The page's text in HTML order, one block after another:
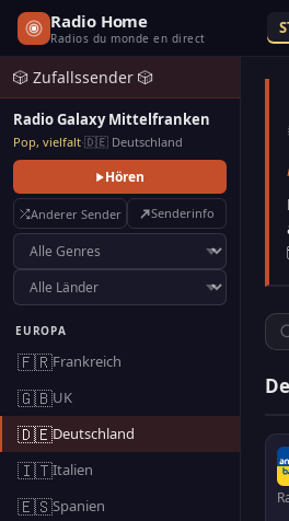
Radio Home
Radios du monde en direct
🎲 Zufallssender 🎲
Radio Galaxy Mittelfranken
Pop, vielfalt·🇩🇪 Deutschland
Hören
Anderer Sender Senderinfo
EUROPA
🇫🇷Frankreich
🇬🇧UK
🇩🇪Deutschland
🇮🇹Italien
🇪🇸Spanien